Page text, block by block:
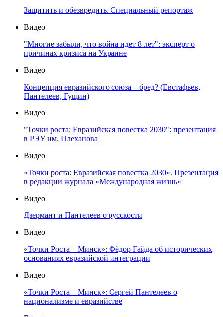
Защитить и обезвредить. Специальный репортаж
Видео
"Многие забыли, что война идет 8 лет": эксперт о
причинах кризиса на Украине
Видео
Концепция евразийского союза – бред? (Евстафьев,
Пантелеев, Гущин)
Видео
"Точки роста: Евразийская повестка 2030": презентация
в РЭУ им. Плеханова
Видео
«Точки роста: Евразийская повестка 2030». Презентация
в редакции журнала «Международная жизнь»
Видео
Дзермант и Пантелеев о русскости
Видео
«Точки Роста – Минск»: Фёдор Гайда об исторических
основаниях евразийской интеграции
Видео
«Точки Роста – Минск»: Сергей Пантелеев о
национализме и евразийстве